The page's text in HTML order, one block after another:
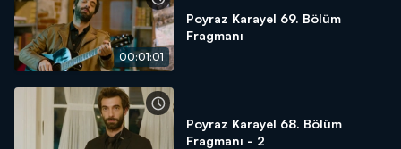
00:01:01
Poyraz Karayel 69. Bölüm
Fragmanı
Poyraz Karayel 68. Bölüm
Fragmanı - 2